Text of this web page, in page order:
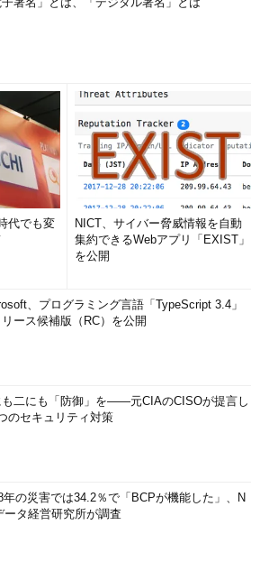
代でも変
NICT、サイバー脅威情報を自動
集約できるWebアプリ「EXIST」
を公開
、プログラミング言語「TypeScript 3.4」
ース候補版（RC）を公開
も二にも「防御」を――元CIAのCISOが提言し
のセキュリティ対策
年の災害では34.2％で「BCPが機能した」、N
ータ経営研究所が調査